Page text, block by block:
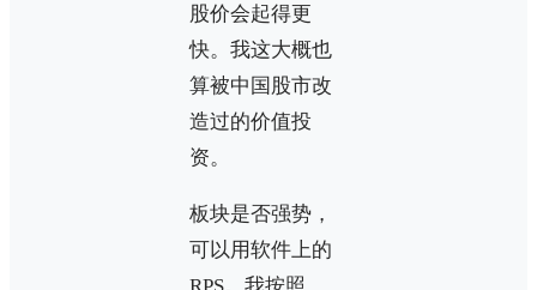
股价会起得更
快。我这大概也
算被中国股市改
造过的价值投
资。
板块是否强势，
可以用软件上的